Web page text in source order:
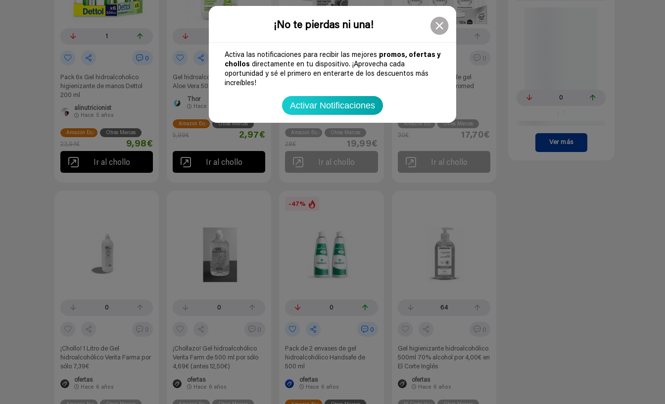
¡No te pierdas ni una!
Activa las notificaciones para recibir las mejores promos, ofertas y
chollos directamente en tu dispositivo. ¡Aprovecha cada
oportunidad y sé el primero en enterarte de los descuentos más
increíbles!
Activar Notificaciones
1
0
Pack 6x Gel hidroalcoholico
higienizante de manos Dettol
200 ml
alinutricionist
Hace 5 años
Amazon España Otras Marcas
23,94€ 9,98€
Ir al chollo
0
Gel hidroalcohólico 70% alcohol
Aloe Vera 500ml marca Dicora
Thor
Hace
Amazon España Otras Marcas
5,99€ 2,97€
Ir al chollo
0
Pack 5 envases de Gel
Dicora
ofertas
Hace 6 años
Amazon España Otras Marcas
28€ 19,99€
Ir al chollo
0
0
Pack de 10 envases de gel
hidroalcohólico Neutromed
Amazon España Otras Marcas
30€ 17,70€
Ir al chollo
0
0
¡Chollo! 1 Litro de Gel
hidroalcohólico Verita Farma por
sólo 7,39€
ofertas
Hace 6 años
0
0
¡Chollazo! Gel hidroalcohólico
Verita Farm de 500 ml por sólo
4,69€ (antes 12,50€)
ofertas
Hace 6 años
-47%
0
0
Pack de 2 envases de gel
hidroalcohólico Handsafe de
500 ml
ofertas
Hace 6 años
64
0
Gel higienizante hidroalcohólico
500ml 70% alcohol por 4,00€ en
El Corte Inglés
ofertas
Hace 6 años
0
Ver más